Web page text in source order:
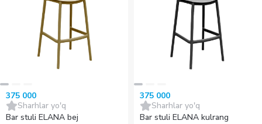
375 000
Sharhlar yo'q
Bar stuli ELANA bej
375 000
Sharhlar yo'q
Bar stuli ELANA kulrang